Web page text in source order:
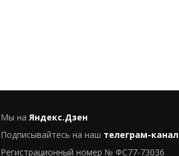
Мы на Яндекс.Дзен
Подписывайтесь на наш телеграм-канал
Регистрационный номер № ФС77-73036